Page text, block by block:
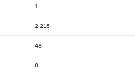
1
2 218
48
0